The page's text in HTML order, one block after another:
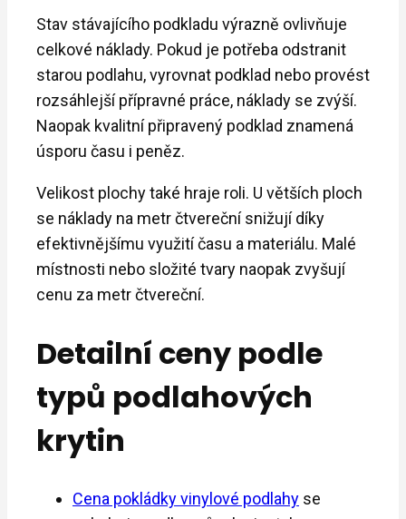
Stav stávajícího podkladu výrazně ovlivňuje
celkové náklady. Pokud je potřeba odstranit
starou podlahu, vyrovnat podklad nebo provést
rozsáhlejší přípravné práce, náklady se zvýší.
Naopak kvalitní připravený podklad znamená
úsporu času i peněz.
Velikost plochy také hraje roli. U větších ploch
se náklady na metr čtvereční snižují díky
efektivnějšímu využití času a materiálu. Malé
místnosti nebo složité tvary naopak zvyšují
cenu za metr čtvereční.
Detailní ceny podle
typů podlahových
krytin
Cena pokládky vinylové podlahy se